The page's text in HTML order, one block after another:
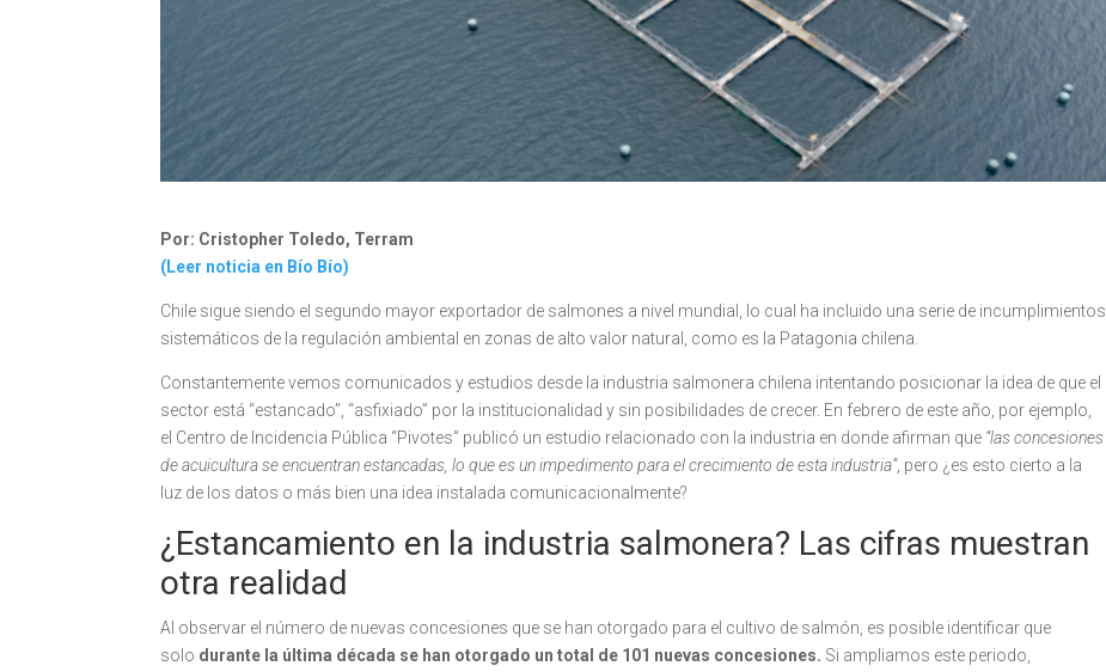
Por: Cristopher Toledo, Terram
(Leer noticia en Bío Bío)
Chile sigue siendo el segundo mayor exportador de salmones a nivel mundial, lo cual ha incluido una serie de incumplimientos
sistemáticos de la regulación ambiental en zonas de alto valor natural, como es la Patagonia chilena.
Constantemente vemos comunicados y estudios desde la industria salmonera chilena intentando posicionar la idea de que el
sector está “estancado”, “asfixiado” por la institucionalidad y sin posibilidades de crecer. En febrero de este año, por ejemplo,
el Centro de Incidencia Pública “Pivotes” publicó un estudio relacionado con la industria en donde afirman que “las concesiones
de acuicultura se encuentran estancadas, lo que es un impedimento para el crecimiento de esta industria”, pero ¿es esto cierto a la
luz de los datos o más bien una idea instalada comunicacionalmente?
¿Estancamiento en la industria salmonera? Las cifras muestran
otra realidad
Al observar el número de nuevas concesiones que se han otorgado para el cultivo de salmón, es posible identificar que
solo durante la última década se han otorgado un total de 101 nuevas concesiones. Si ampliamos este periodo,